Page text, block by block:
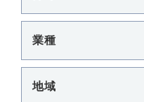
業種
地域